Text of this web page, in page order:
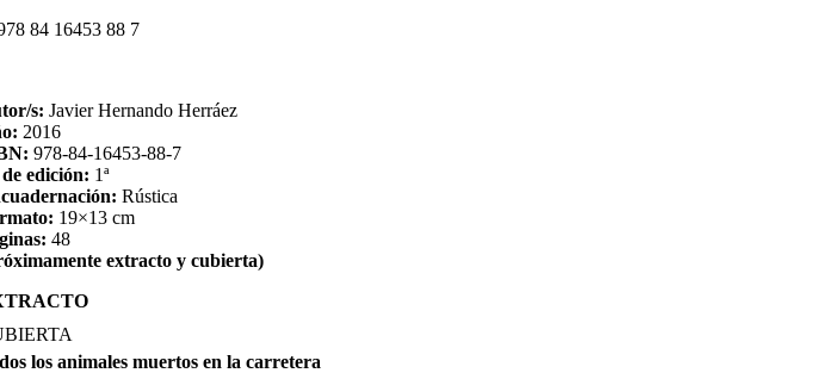
s:Javier Hernando Herráez
2016
978-84-16453-88-7
de edición: 1ª
Rústica
19×13 cm
48
extracto y cubierta)
los animales muertos en la carretera